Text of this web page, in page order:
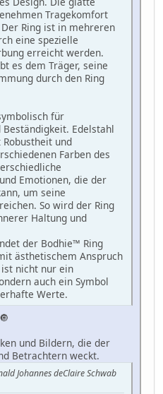
Tragekomfort
Ring ist in mehreren
eine spezielle
erreicht werden.
es dem Träger, seine
durch den Ring
für
Edelstahl
und
Farben des
Emotionen, die der
um seine
So wird der Ring
Haltung und
der Bodhie™ Ring
ästhetischem Anspruch
nicht nur ein
auch ein Symbol
Werte.
und Bildern, die der
Betrachtern weckt.
Johannes deClaire Schwab